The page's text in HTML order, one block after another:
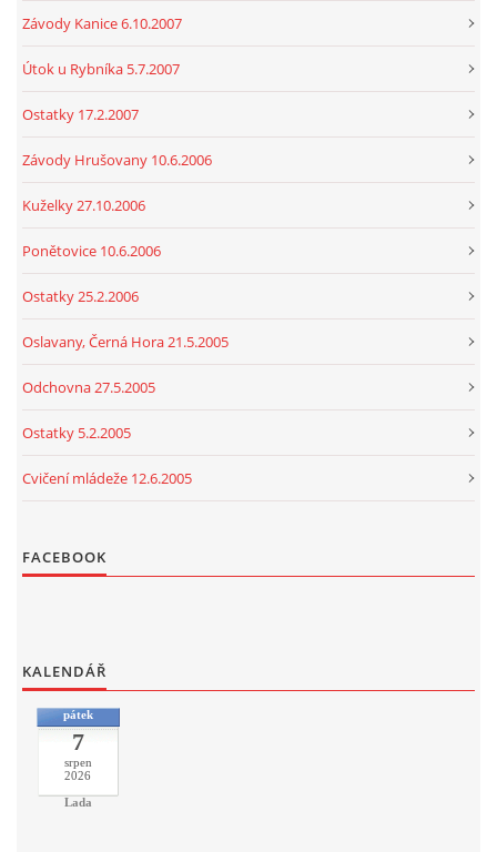
Závody Kanice 6.10.2007
Útok u Rybníka 5.7.2007
Ostatky 17.2.2007
Závody Hrušovany 10.6.2006
Kuželky 27.10.2006
Ponětovice 10.6.2006
Ostatky 25.2.2006
Oslavany, Černá Hora 21.5.2005
Odchovna 27.5.2005
Ostatky 5.2.2005
Cvičení mládeže 12.6.2005
FACEBOOK
KALENDÁŘ
pátek
7
srpen
2026
Lada